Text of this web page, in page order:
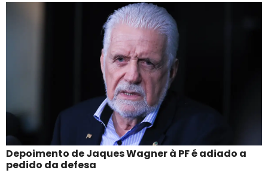
Depoimento de Jaques Wagner à PF é adiado a
pedido da defesa